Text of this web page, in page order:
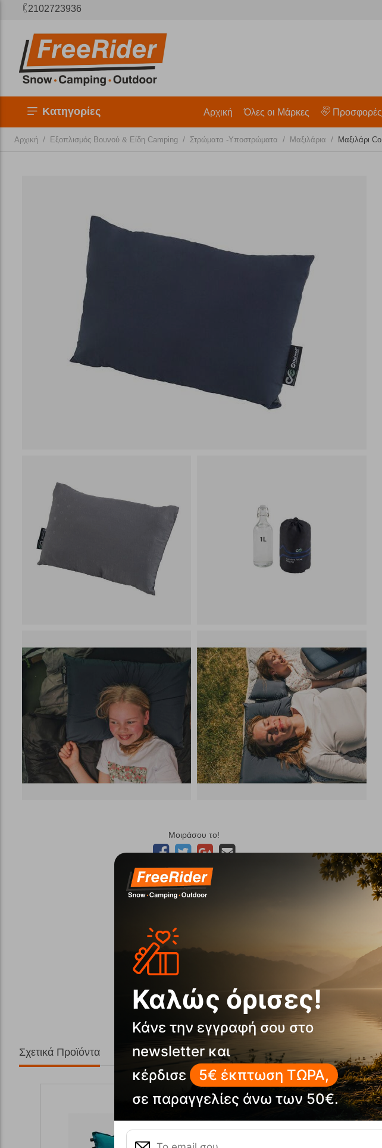
2102723936
Κατηγορίες Αρχική Όλες οι Μάρκες Προσφορές
Αρχική / Εξοπλισμός Βουνού & Είδη Camping / Στρώματα -Υποστρώματα / Μαξιλάρια / Μαξιλάρι
Μοιράσου το!
Σχετικά Προϊόντα
Καλώς όρισες!
Κάνε την εγγραφή σου στο
newsletter και
κέρδισε
5€ έκπτωση ΤΩΡΑ,
σε παραγγελίες άνω των 50€.